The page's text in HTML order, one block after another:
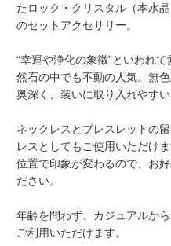
たロック・クリスタル（本水
のセットアクセサリー。
“幸運や浄化の象徴”といわれ
然石の中でも不動の人気。無
奥深く、装いに取り入れやすい
ネックレスとブレスレットの
レスとしてもご使用いただけ
位置で印象が変わるので、お
ださい。
年齢を問わず、カジュアルか
ご利用いただけます。